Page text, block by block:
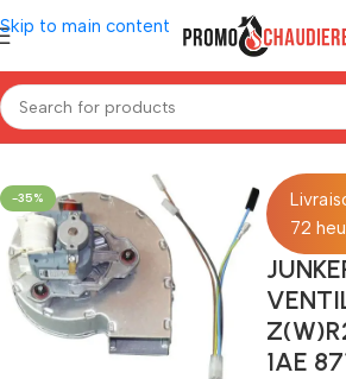
Skip to main content
Home/Ketels/Bosch/Reserveonderdelen
-35%
72
1AE